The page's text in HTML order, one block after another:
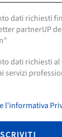
dati richiesti
partnerUP
dati richiesti al
servizi
l'informativa